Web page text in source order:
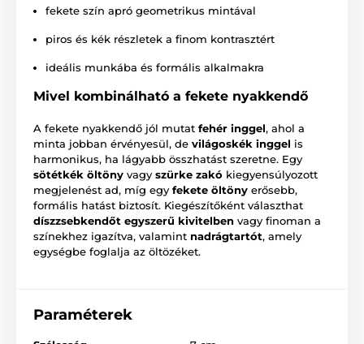
fekete szín apró geometrikus mintával
piros és kék részletek a finom kontrasztért
ideális munkába és formális alkalmakra
Mivel kombinálható a fekete nyakkendő
A fekete nyakkendő jól mutat fehér inggel, ahol a
minta jobban érvényesül, de világoskék inggel is
harmonikus, ha lágyabb összhatást szeretne. Egy
sötétkék öltöny vagy szürke zakó kiegyensúlyozott
megjelenést ad, míg egy fekete öltöny erősebb,
formális hatást biztosít. Kiegészítőként választhat
díszzsebkendőt egyszerű kivitelben vagy finoman a
színekhez igazítva, valamint nadrágtartót, amely
egységbe foglalja az öltözéket.
Paraméterek